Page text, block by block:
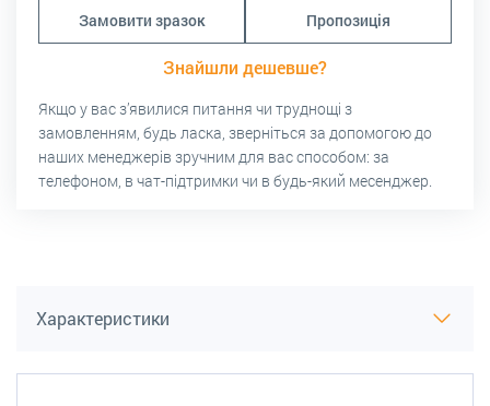
Замовити зразок Пропозиція
Знайшли дешевше?
Якщо у вас з’явилися питання чи труднощі з
замовленням, будь ласка, зверніться за допомогою до
наших менеджерів зручним для вас способом: за
телефоном, в чат-підтримки чи в будь-який месенджер.
Характеристики